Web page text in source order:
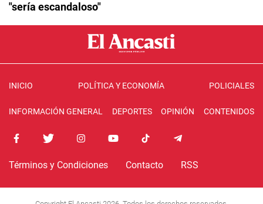
"sería escandaloso"
INICIO POLÍTICA Y ECONOMÍA POLICIALES
INFORMACIÓN GENERAL DEPORTES OPINIÓN CONTENIDOS
Términos y Condiciones Contacto RSS